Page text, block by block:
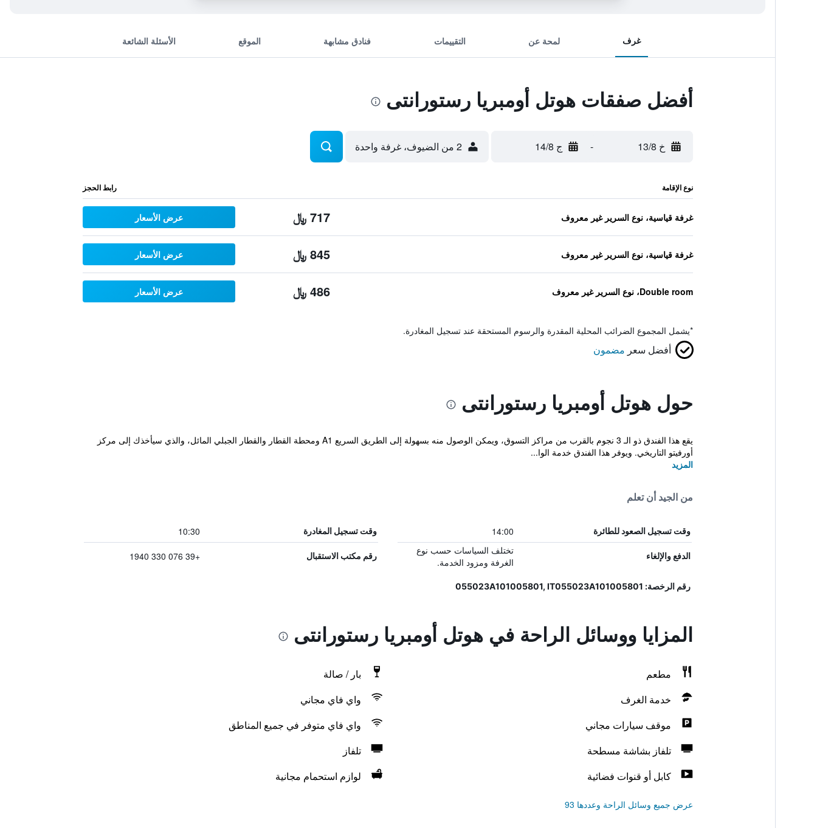
غرف لمحة عن التقييمات فنادق مشابهة الموقع الأسئلة الشائعة
أفضل صفقات هوتل أومبريا رستورانتى
خ 13/8 - ج 14/8 2 من الضيوف، غرفة واحدة
نوع الإقامة رابط الحجز
غرفة قياسية، نوع السرير غير معروف 717 ﷼ عرض الأسعار
غرفة قياسية، نوع السرير غير معروف 845 ﷼ عرض الأسعار
Double room، نوع السرير غير معروف 486 ﷼ عرض الأسعار
*يشمل المجموع الضرائب المحلية المقدرة والرسوم المستحقة عند تسجيل المغادرة.
أفضل سعر مضمون
حول هوتل أومبريا رستورانتى
يقع هذا الفندق ذو الـ 3 نجوم بالقرب من مراكز التسوق، ويمكن الوصول منه بسهولة إلى الطريق السريع A1 ومحطة القطار والقطار الجبلي المائل، والذي سيأخذك إلى مركز
أورفيتو التاريخي. ويوفر هذا الفندق خدمة الوا...
المزيد
من الجيد أن تعلم
وقت تسجيل الصعود للطائرة 14:00 وقت تسجيل المغادرة 10:30
الدفع والإلغاء
تختلف السياسات حسب نوع
الغرفة ومزود الخدمة.
رقم مكتب الاستقبال +39 076 330 1940
رقم الرخصة: 055023A101005801, IT055023A101005801
المزايا ووسائل الراحة في هوتل أومبريا رستورانتى
مطعم
بار / صالة
خدمة الغرف
واي فاي مجاني
موقف سيارات مجاني
واي فاي متوفر في جميع المناطق
تلفاز بشاشة مسطحة
تلفاز
كابل أو قنوات فضائية
لوازم استحمام مجانية
عرض جميع وسائل الراحة وعددها 93